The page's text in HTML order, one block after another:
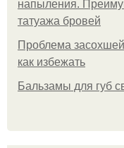
напыления.
татуажа бровей
Проблема
как избежать
Бальзамы для губ